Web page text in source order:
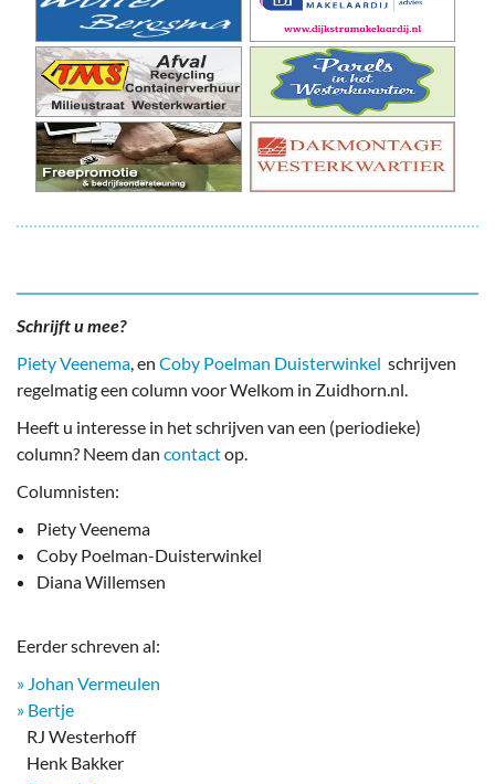
Schrijft u mee?
Piety Veenema, en Coby Poelman Duisterwinkel schrijven
regelmatig een column voor Welkom in Zuidhorn.nl.
Heeft u interesse in het schrijven van een (periodieke)
column? Neem dan contactop.
Columnisten:
Piety Veenema
Coby Poelman-Duisterwinkel
Diana Willemsen
Eerder schreven al:
» Johan Vermeulen
» Bertje
RJ Westerhoff
Henk Bakker